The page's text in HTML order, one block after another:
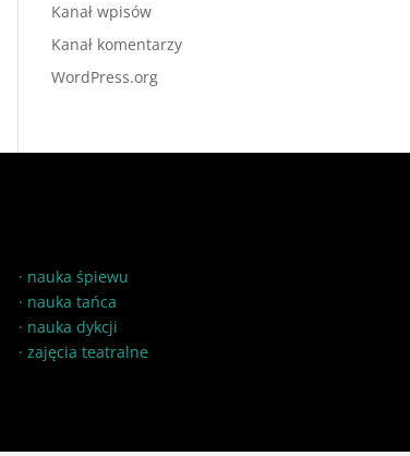
Kanał wpisów
Kanał komentarzy
WordPress.org
· nauka śpiewu
· nauka tańca
· nauka dykcji
·zajęcia teatralne